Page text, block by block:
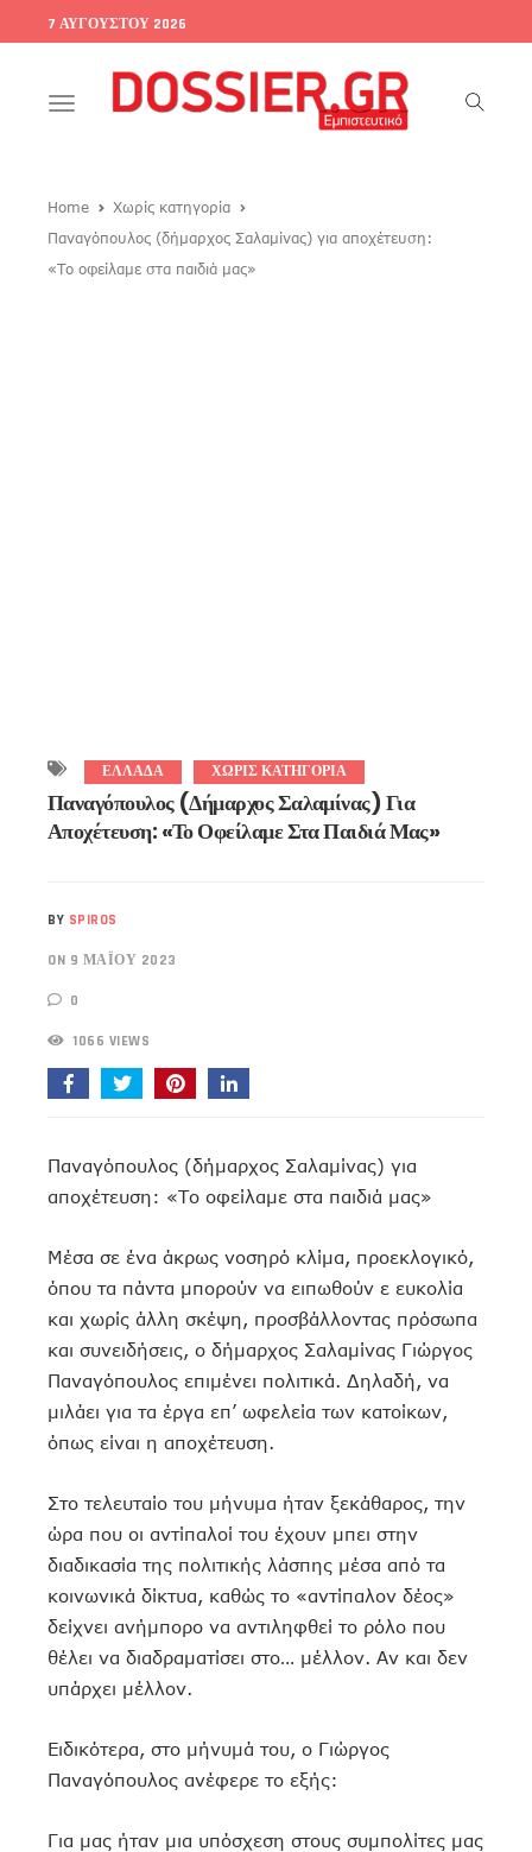
7 ΑΥΓΟΎΣΤΟΥ 2026
Toggle
Home
Χωρίς κατηγορία
Παναγόπουλος (δήμαρχος Σαλαμίνας) για αποχέτευση:
«Το οφείλαμε στα παιδιά μας»
ΕΛΛΑΔΑ ΧΩΡΊΣ ΚΑΤΗΓΟΡΊΑ
Παναγόπουλος (δήμαρχος Σαλαμίνας) Για
Αποχέτευση: «Το Οφείλαμε Στα Παιδιά Μας»
BY SPIROS
ON 9 ΜΑΪ́ΟΥ 2023
0
1066 VIEWS
Παναγόπουλος (δήμαρχος Σαλαμίνας) για
αποχέτευση: «Το οφείλαμε στα παιδιά μας»
Μέσα σε ένα άκρως νοσηρό κλίμα, προεκλογικό,
όπου τα πάντα μπορούν να ειπωθούν ε ευκολία
και χωρίς άλλη σκέψη, προσβάλλοντας πρόσωπα
και συνειδήσεις, ο δήμαρχος Σαλαμίνας Γιώργος
Παναγόπουλος επιμένει πολιτικά. Δηλαδή, να
μιλάει για τα έργα επ’ ωφελεία των κατοίκων,
όπως είναι η αποχέτευση.
Στο τελευταίο του μήνυμα ήταν ξεκάθαρος, την
ώρα που οι αντίπαλοί του έχουν μπει στην
διαδικασία της πολιτικής λάσπης μέσα από τα
κοινωνικά δίκτυα, καθώς το «αντίπαλον δέος»
δείχνει ανήμπορο να αντιληφθεί το ρόλο που
θέλει να διαδραματίσει στο… μέλλον. Αν και δεν
υπάρχει μέλλον.
Ειδικότερα, στο μήνυμά του, ο Γιώργος
Παναγόπουλος ανέφερε το εξής:
Για μας ήταν μια υπόσχεση στους συμπολίτες μας